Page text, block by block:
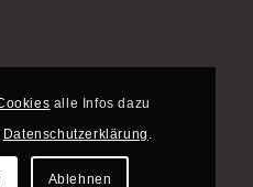
alle Infos dazu
Datenschutzerklärung
Ablehnen